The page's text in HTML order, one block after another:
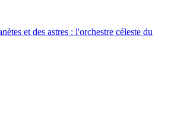
et des astres : l'orchestre céleste du